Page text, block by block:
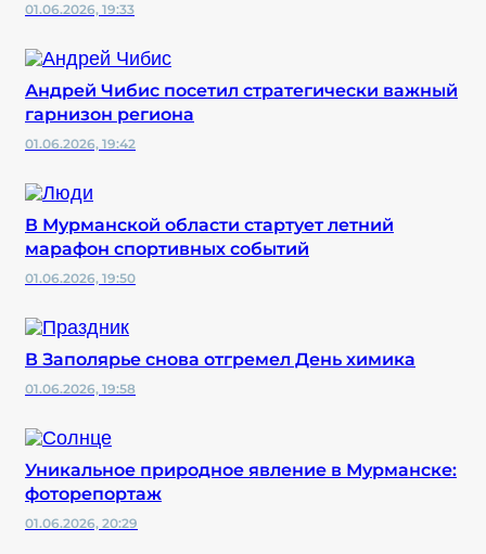
01.06.2026, 19:33
Андрей Чибис посетил стратегически важный
гарнизон региона
01.06.2026, 19:42
В Мурманской области стартует летний
марафон спортивных событий
01.06.2026, 19:50
В Заполярье снова отгремел День химика
01.06.2026, 19:58
Уникальное природное явление в Мурманске:
фоторепортаж
01.06.2026, 20:29